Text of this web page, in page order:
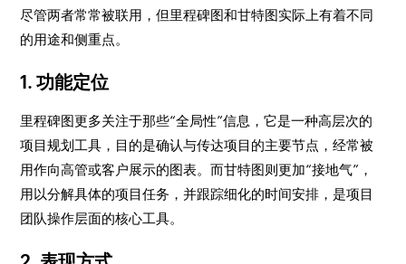
尽管两者常常被联用，但里程碑图和甘特图实际上有着不同
的用途和侧重点。
1. 功能定位
里程碑图更多关注于那些“全局性”信息，它是一种高层次的
项目规划工具，目的是确认与传达项目的主要节点，经常被
用作向高管或客户展示的图表。而甘特图则更加“接地气”，
用以分解具体的项目任务，并跟踪细化的时间安排，是项目
团队操作层面的核心工具。